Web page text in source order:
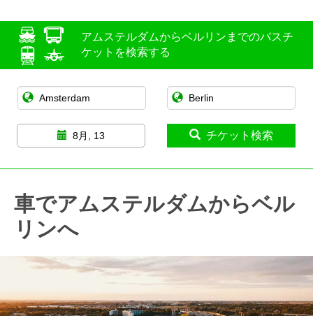
アムステルダムからベルリンまでのバスチ
ケットを検索する
8月, 13 チケット検索
車でアムステルダムからベル
リンへ